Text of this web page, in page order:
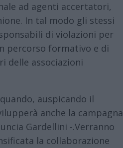
ad agenti accertatori,
In tal modo gli stessi
di violazioni per
percorso formativo e di
delle associazioni
auspicando il
anche la campagna
Gardellini -.Verranno
la collaborazione